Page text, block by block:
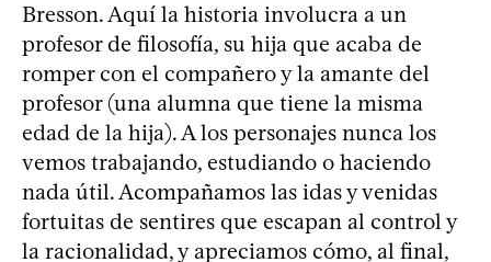
Bresson. Aquí la historia involucra a un
profesor de filosofía, su hija que acaba de
romper con el compañero y la amante del
profesor (una alumna que tiene la misma
edad de la hija). A los personajes nunca los
vemos trabajando, estudiando o haciendo
nada útil. Acompañamos las idas y venidas
fortuitas de sentires que escapan al control y
la racionalidad, y apreciamos cómo, al final,